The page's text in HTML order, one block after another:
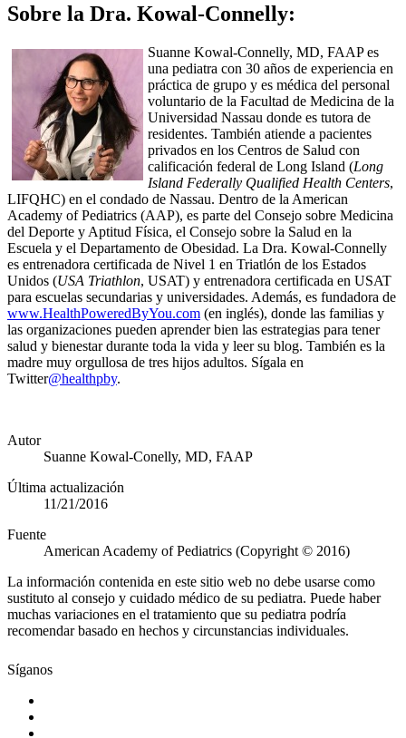
Sobre la Dra. Kowal-Connelly:
Suanne Kowal-Connelly, MD, FAAP es
una pediatra con 30 años de experiencia en
práctica de grupo y es médica del personal
voluntario de la Facultad de Medicina de la
Universidad Nassau donde es tutora de
residentes. También atiende a pacientes
privados en los Centros de Salud con
calificación federal de Long Island (Long
Island Federally Qualified Health Centers,
LIFQHC) en el condado de Nassau. Dentro de la American
Academy of Pediatrics (AAP), es parte del Consejo sobre Medicina
del Deporte y Aptitud Física, el Consejo sobre la Salud en la
Escuela y el Departamento de Obesidad. La Dra. Kowal-Connelly
es entrenadora certificada de Nivel 1 en Triatlón de los Estados
Unidos (USA Triathlon, USAT) y entrenadora certificada en USAT
para escuelas secundarias y universidades. Además, es fundadora de
www.HealthPoweredByYou.com (en inglés), donde las familias y
las organizaciones pueden aprender bien las estrategias para tener
salud y bienestar durante toda la vida y leer su blog. También es la
madre muy orgullosa de tres hijos adultos. Sígala en
Twitter@healthpby.
Autor
Suanne Kowal-Conelly, MD, FAAP
Última actualización
11/21/2016
Fuente
American Academy of Pediatrics (Copyright © 2016)
La información contenida en este sitio web no debe usarse como
sustituto al consejo y cuidado médico de su pediatra. Puede haber
muchas variaciones en el tratamiento que su pediatra podría
recomendar basado en hechos y circunstancias individuales.
Síganos